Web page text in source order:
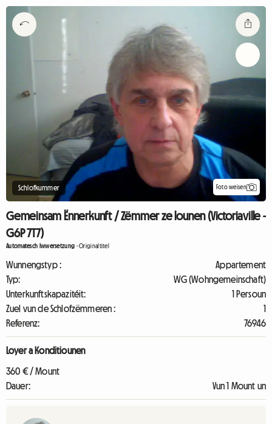
Schlofkummer Foto weisen
Gemeinsam Ënnerkunft / Zëmmer ze lounen (Victoriaville -
G6P 7T7)
Automatesch Iwwersetzung -Originaltitel
Wunnengstyp :
Appartement
Typ:
WG (Wohngemeinschaft)
Unterkunftskapazitéit:
1 Persoun
Zuel vun de Schlofzëmmeren :
1
Referenz:
76946
Loyer a Konditiounen
360 € / Mount
Dauer:
Vun 1 Mount un